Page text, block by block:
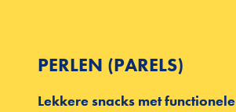
PERLEN (PARELS)
Lekkere snacks met functionele